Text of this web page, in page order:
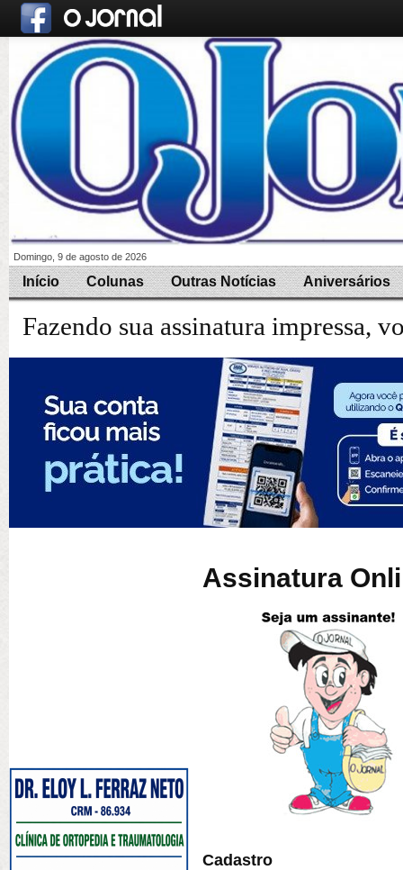
Domingo, 9 de agosto de 2026
Início Colunas Outras Notícias Aniversários
Fazendo sua assinatura impressa,
Assinatura
Cadastro